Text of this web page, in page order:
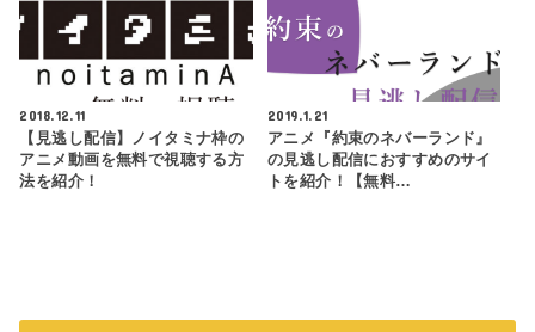
2018.12.11
【見逃し配信】ノイタミナ枠の
アニメ動画を無料で視聴する方
法を紹介！
2019.1.21
アニメ『約束のネバーランド』
の見逃し配信におすすめのサイ
トを紹介！【無料…